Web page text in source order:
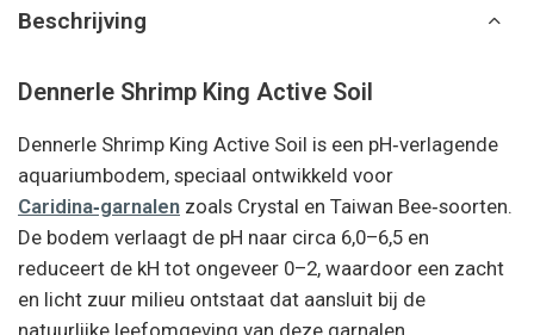
Beschrijving
Dennerle Shrimp King Active Soil
Dennerle Shrimp King Active Soil is een pH‑verlagende
aquariumbodem, speciaal ontwikkeld voor
Caridina‑garnalen zoals Crystal en Taiwan Bee‑soorten.
De bodem verlaagt de pH naar circa 6,0–6,5 en
reduceert de kH tot ongeveer 0–2, waardoor een zacht
en licht zuur milieu ontstaat dat aansluit bij de
natuurlijke leefomgeving van deze garnalen.